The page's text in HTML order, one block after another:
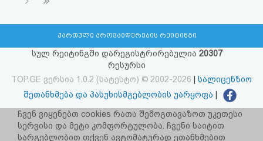
ქართული პროვაიდერების რეიტინგი
სულ რეიტინგში დარეგისტრირებულია 20307
რესურსი
TOP.GE ვერსია 1.0.2 (სატესტო) © 2002-2026
სალიცენზიო
შეთანხმება და პასუხისმგებლობის უარყოფა
facebook.com/TOP.GE
იხილეთ TOP.GE - ის ძველი ვერსია ბმულზე
ჩვენ ვიყენებთ cookies რათა შემოგთავაზოთ უკეთესი
სერვისი და მეტი კომფორტულობა. ჩვენი საიტით
სარგებლობით თქვენ ავტომატურად ეთანხმებით